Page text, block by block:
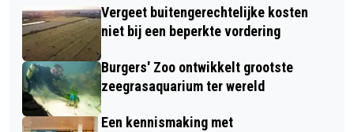
Vergeet buitengerechtelijke kosten
niet bij een beperkte vordering
Burgers' Zoo ontwikkelt grootste
zeegrasaquarium ter wereld
Een kennismaking met